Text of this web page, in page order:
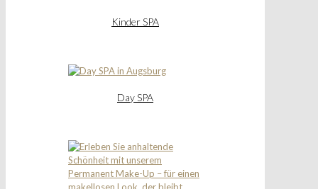
Kinder SPA
Day SPA